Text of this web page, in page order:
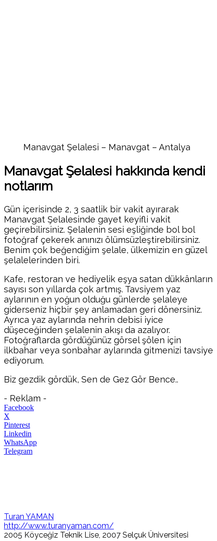
Manavgat Şelalesi – Manavgat – Antalya
Manavgat Şelalesi hakkında kendi
notlarım
Gün içerisinde 2, 3 saatlik bir vakit ayırarak
Manavgat Şelalesinde gayet keyifli vakit
geçirebilirsiniz. Şelalenin sesi eşliğinde bol bol
fotoğraf çekerek anınızı ölümsüzleştirebilirsiniz.
Benim çok beğendiğim şelale, ülkemizin en güzel
şelalelerinden biri.
Kafe, restoran ve hediyelik eşya satan dükkânların
sayısı son yıllarda çok artmış. Tavsiyem yaz
aylarının en yoğun olduğu günlerde şelaleye
giderseniz hiçbir şey anlamadan geri dönersiniz.
Ayrıca yaz aylarında nehrin debisi iyice
düşeceğinden şelalenin akışı da azalıyor.
Fotoğraflarda gördüğünüz görsel şölen için
ilkbahar veya sonbahar aylarında gitmenizi tavsiye
ediyorum.
Biz gezdik gördük, Sen de Gez Gör Bence..
- Reklam -
Facebook
X
Pinterest
Linkedin
WhatsApp
Telegram
Turan YAMAN
http://www.turanyaman.com/
2005 Köyceğiz Teknik Lise, 2007 Selçuk Üniversitesi